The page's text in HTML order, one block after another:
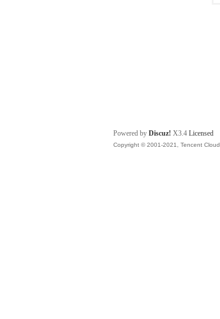
Powered by Discuz! X3.4 Licensed
Copyright © 2001-2021, Tencent Cloud.